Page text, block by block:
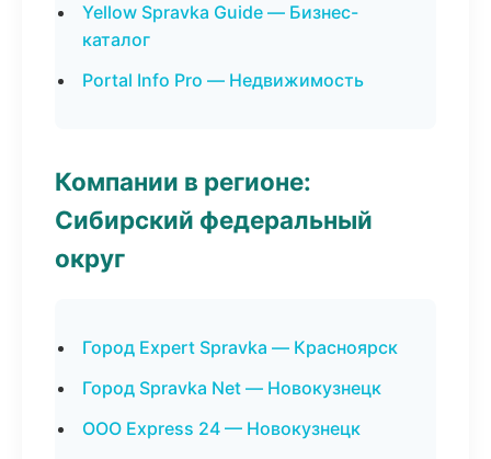
Yellow Spravka Guide — Бизнес-
каталог
Portal Info Pro — Недвижимость
Компании в регионе:
Сибирский федеральный
округ
Город Expert Spravka — Красноярск
Город Spravka Net — Новокузнецк
ООО Express 24 — Новокузнецк